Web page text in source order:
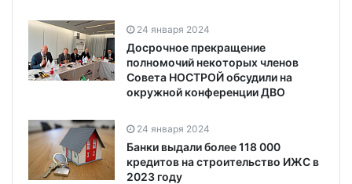
24 января 2024
Досрочное прекращение
полномочий некоторых членов
Совета НОСТРОЙ обсудили на
окружной конференции ДВО
24 января 2024
Банки выдали более 118 000
кредитов на строительство ИЖС в
2023 году